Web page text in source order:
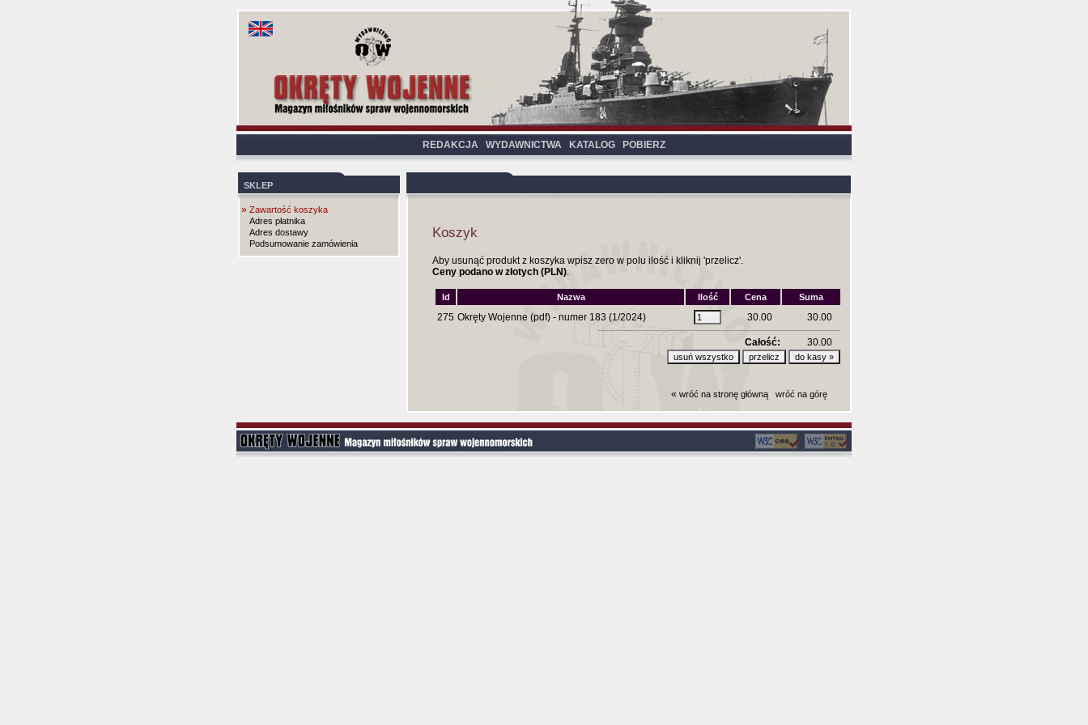
REDAKCJA WYDAWNICTWA KATALOG POBIERZ
SKLEP
» Zawartość koszyka
Adres płatnika
Adres dostawy
Podsumowanie zamówienia
Koszyk
Aby usunąć produkt z koszyka wpisz zero w polu ilość i kliknij 'przelicz'.
Ceny podano w złotych (PLN).
Id Nazwa Ilość Cena Suma
275 Okręty Wojenne (pdf) - numer 183 (1/2024) 30.00 30.00
Całość: 30.00
« wróć na stronę główną wróć na górę